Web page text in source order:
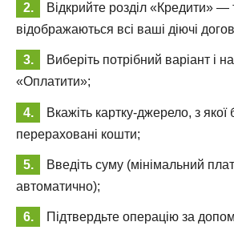
Відкрийте розділ «Кредити» —
відображаються всі ваші діючі
Виберіть потрібний варіант і
«Оплатити»;
Вкажіть картку-джерело, з якої
перераховані кошти;
Введіть суму (мінімальний
автоматично);
Підтвердьте операцію за